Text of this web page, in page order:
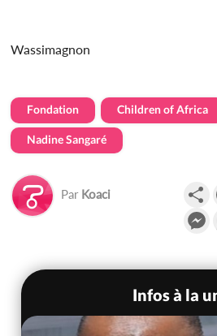
Wassimagnon
Fondation Children of Africa
Nadine Sangaré
Par Koaci
Infos à la